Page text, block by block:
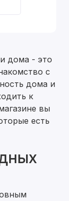
дома - это
с
дома и
к
вы
есть